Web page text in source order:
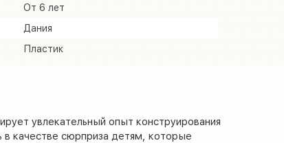
От 6 лет
Дания
Пластик
увлекательный опыт конструирования
качестве сюрприза детям, которые